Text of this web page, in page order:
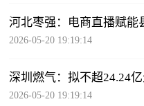
河北枣强：电商直播赋能
2026-05-20 19:19:14
深圳燃气：拟不超24.24
2026-05-20 19:19:14